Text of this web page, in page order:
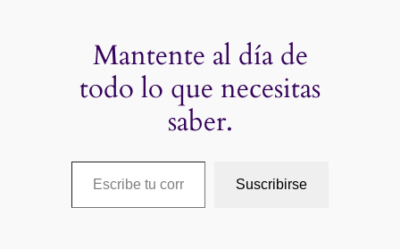
Mantente al día de
todo lo que necesitas
saber.
Escribe tu correo electrónico…
Suscribirse